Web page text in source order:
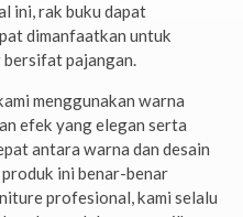
ini, rak buku dapat
dimanfaatkan untuk
bersifat pajangan.
menggunakan warna
efek yang elegan serta
antara warna dan desain
ini benar-benar
profesional, kami selalu